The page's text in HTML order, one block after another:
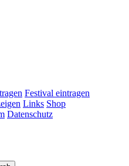
Festival eintragen
Links Shop
Datenschutz